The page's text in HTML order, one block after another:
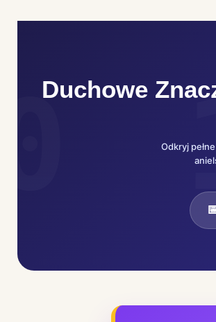
Duchowe
Odkryj